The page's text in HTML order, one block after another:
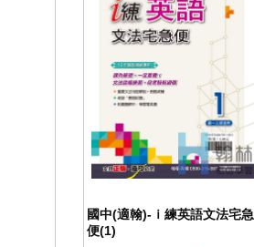
國中(適翰)-ｉ練英語文法宅急
便(1)